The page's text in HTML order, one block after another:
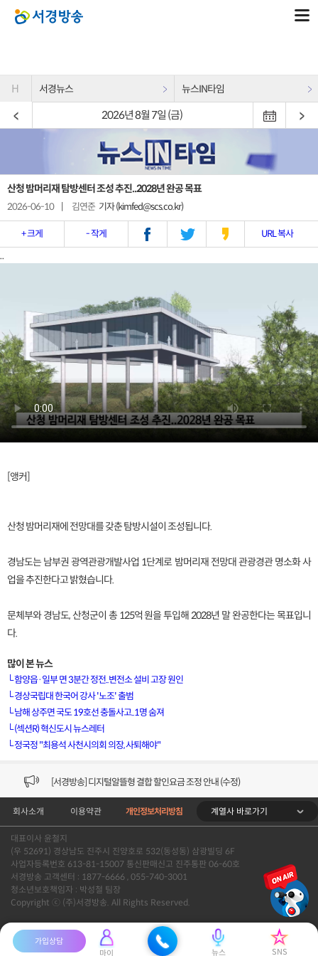
가입상담
마이
뉴스 SNS
H 서경뉴스 뉴스IN타임
2026년 8월 7일 (금)
산청 밤머리재 탐방센터 조성 추진..2028년 완공 목표
2026-06-10 김연준 기자 (kimfed@scs.co.kr)
+ 크게 - 작게 URL 복사
..
[앵커]
산청 밤머리재에 전망대를 갖춘 탐방시설이 조성됩니다.
경남도는 남부권 광역관광개발사업 1단계로 밤머리재 전망대 관광경관 명소화 사
업을 추진한다고 밝혔습니다.
문체부와 경남도, 산청군이 총 125억 원을 투입해 2028년 말 완공한다는 목표입니
다.
많이 본 뉴스
└함양읍·일부 면 3분간 정전..변전소 설비 고장 원인
└경상국립대 한국어 강사 '노조' 출범
└남해 상주면 국도 19호선 충돌사고..1명 숨져
└(섹션R) 혁신도시 뉴스레터
└정국정 "최용석 사천시의회 의장, 사퇴해야"
[서경방송] 일부 채널편성 변경 안내의 건 (7/22)
[서경방송] 디지털알뜰형 결합 할인요금 조정 안내 (수정)
[공지] 개인정보처리방침 (Ver2.15) 개정의 건 (7/1)
[서경방송] 일부 채널편성 변경 안내의 건 (7/1)
[VOD공지] 청춘초이스 이용금액 변경 안내
[서경방송] 일부 채널편성 변경 안내의 건 (7/22)
회사소개 이용약관 개인정보처리방침 계열사 바로가기
대표이사 윤철지
(우 52691) 경상남도 진주시 진양호로 532(동성동) 삼광빌딩 6F
사업자등록번호 613-81-15007 통신판매신고 진주통판 06-60호
서경방송 고객센터 : 1877-6666 , 055-740-3001
청소년보호책임자 : 박성철 팀장
Copyright ⓒ (주)서경방송. All Rights Reserved.